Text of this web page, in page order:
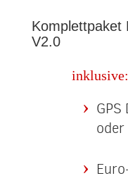
Komplettpaket
V2.0
inklusive:
oder